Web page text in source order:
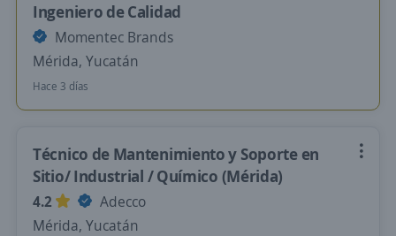
Ingeniero de Calidad
Momentec Brands
Mérida, Yucatán
Hace 3 días
Técnico de Mantenimiento y Soporte en
Sitio/ Industrial / Químico (Mérida)
4.2
Adecco
Mérida, Yucatán